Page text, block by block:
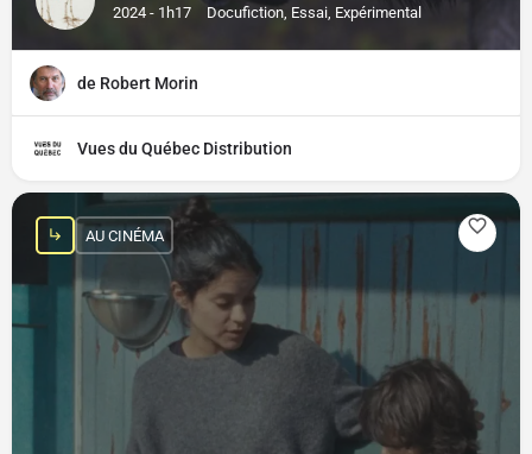
2024 - 1h17 Docufiction, Essai, Expérimental
de Robert Morin
Vues du Québec Distribution
AU CINÉMA